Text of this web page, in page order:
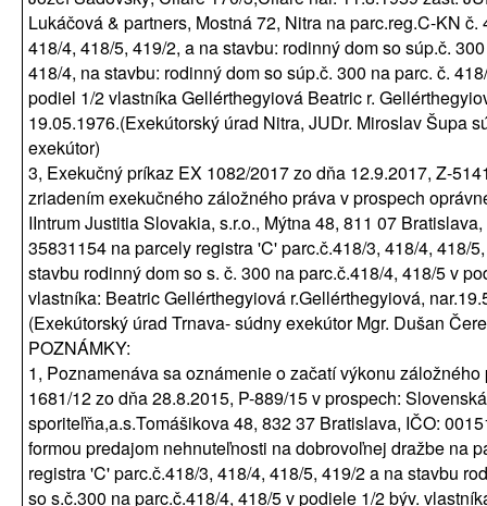
Lukáčová & partners, Mostná 72, Nitra na parc.reg.C-KN č.
418/4, 418/5, 419/2, a na stavbu: rodinný dom so súp.č.
418/4, na stavbu: rodinný dom so súp.č. 300 na parc. č.
podiel 1/2 vlastníka Gellérthegyiová Beatric r.
19.05.1976.(Exekútorský úrad Nitra, JUDr. Miroslav Šupa
exekútor)
3, Exekučný príkaz EX 1082/2017 zo dňa 12.9.2017, Z-
zriadením exekučného záložného práva v prospech
IIntrum Justitia Slovakia, s.r.o., Mýtna 48, 811 07 Bratislava,
35831154 na parcely registra 'C' parc.č.418/3, 418/4, 418/
stavbu rodinný dom so s. č. 300 na parc.č.418/4, 418/5 v
vlastníka: Beatric Gellérthegyiová r.Gellérthegyiová,
(Exekútorský úrad Trnava- súdny exekútor Mgr. Dušan
POZNÁMKY:
1, Poznamenáva sa oznámenie o začatí výkonu záložného
1681/12 zo dňa 28.8.2015, P-889/15 v prospech: Slovenská
sporiteľňa,a.s.Tomášikova 48, 832 37 Bratislava, IČO:
formou predajom nehnuteľnosti na dobrovoľnej dražbe na
registra 'C' parc.č.418/3, 418/4, 418/5, 419/2 a na stavbu
so s.č.300 na parc.č.418/4, 418/5 v podiele 1/2 býv.